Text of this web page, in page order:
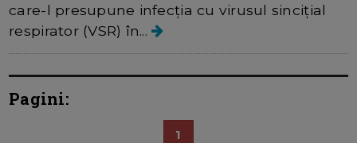
care-l presupune infecția cu virusul sincițial
respirator (VSR) în...
Pagini:
1